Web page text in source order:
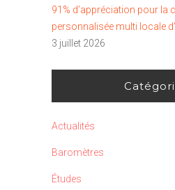
91% d’appréciation pour la
personnalisée multi locale
3 juillet 2026
Actualités
Baromètres
Études